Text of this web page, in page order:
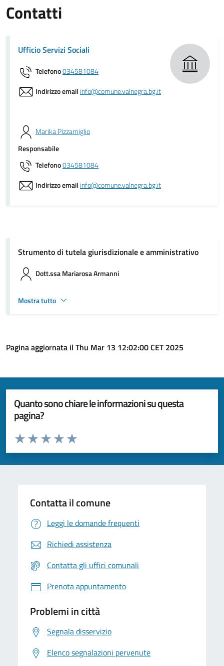
Contatti
Ufficio Servizi Sociali
Telefono034581084
Indirizzo email info@comune.valnegra.bg.it
Marika Pizzamiglio
Responsabile
Telefono034581084
Indirizzo email info@comune.valnegra.bg.it
Strumento di tutela giurisdizionale e amministrativo
Dott.ssa Mariarosa Armanni
Mostra tutto
Pagina aggiornata il Thu Mar 13 12:02:00 CET 2025
Quanto sono chiare le informazioni su questa
pagina?
Valuta da 1 a 5 stelle la pagina
Valuta 5 stelle su 5
Valuta 4 stelle su 5
Valuta 3 stelle su 5
Valuta 2 stelle su 5
Valuta 1 stelle su 5
Contatta il comune
Leggi le domande frequenti
Richiedi assistenza
Contatta gli uffici comunali
Prenota appuntamento
Problemi in città
Segnala disservizio
Elenco segnalazioni pervenute